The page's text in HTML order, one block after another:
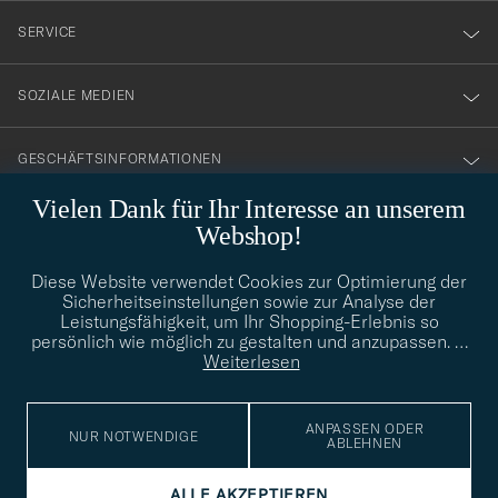
Vielen Dank für Ihr Interesse an unserem
Webshop!
Diese Website verwendet Cookies zur Optimierung der
Sicherheitseinstellungen sowie zur Analyse der
Leistungsfähigkeit, um Ihr Shopping-Erlebnis so
persönlich wie möglich zu gestalten und anzupassen. …
Weiterlesen
NUR NOTWENDIGE
ANPASSEN ODER
ABLEHNEN
nyhetsbrev!
SERVICE
SOZIALE MEDIEN
GESCHÄFTSINFORMATIONEN
info@careofcarl.de
Benötigen Sie Hilfe bei der Suche nach Ihrem persönlichen Stil?
Wenden Sie sich an uns, wir helfen Ihnen gerne weiter!
STILBERATUNG